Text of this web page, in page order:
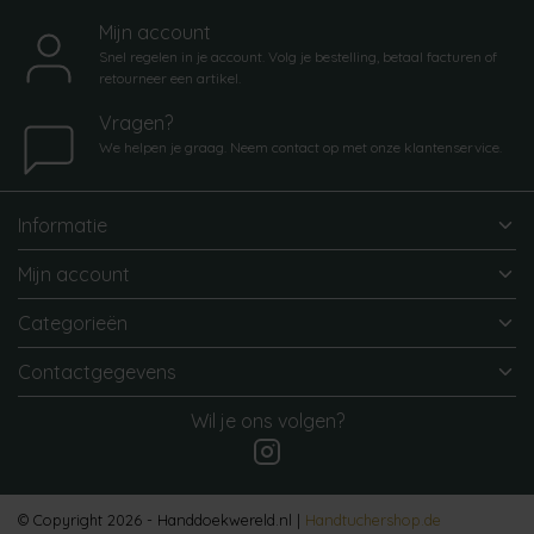
Mijn account
Snel regelen in je account. Volg je bestelling, betaal facturen of
retourneer een artikel.
Vragen?
We helpen je graag. Neem contact op met onze klantenservice.
Informatie
Mijn account
Categorieën
Contactgegevens
Wil je ons volgen?
© Copyright 2026 - Handdoekwereld.nl | Handtuchershop.de